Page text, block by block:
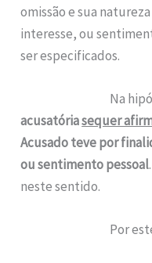
omissão e sua
interesse, ou
ser especificados.
Na hipótese
acusatóriasequer
Acusado teve por
ou sentimento pessoal
neste sentido.
Por este